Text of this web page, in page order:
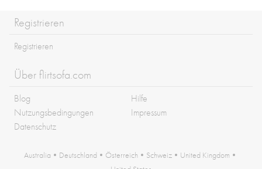
Registrieren
Registrieren
Über flirtsofa.com
Blog
Hilfe
Nutzungsbedingungen
Impressum
Datenschutz
Australia • Deutschland • Österreich • Schweiz • United Kingdom •